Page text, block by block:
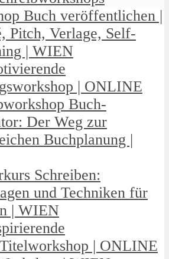
Buch veröffentlichen |
Pitch, Verlage, Self-
| WIEN
| ONLINE
Buch-
Der Weg zur
Buchplanung |
Schreiben:
und Techniken für
| WIEN
| ONLINE